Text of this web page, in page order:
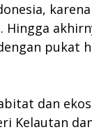
pukat
dan
Kelautan